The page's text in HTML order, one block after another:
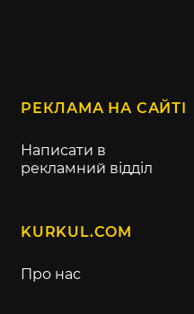
РЕКЛАМА НА САЙТІ
Написати в
рекламний відділ
KURKUL.COM
Про нас